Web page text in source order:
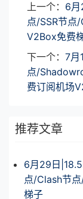
上一个： 6
点/SSR节点
V2Box免费
下一个： 7月
点/
费订阅机场
推荐文章
6月29日
点/Clash节
梯子